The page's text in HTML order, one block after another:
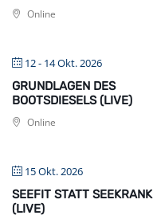
Online
12 - 14 Okt. 2026
GRUNDLAGEN DES
BOOTSDIESELS (LIVE)
Online
15 Okt. 2026
SEEFIT STATT SEEKRANK
(LIVE)